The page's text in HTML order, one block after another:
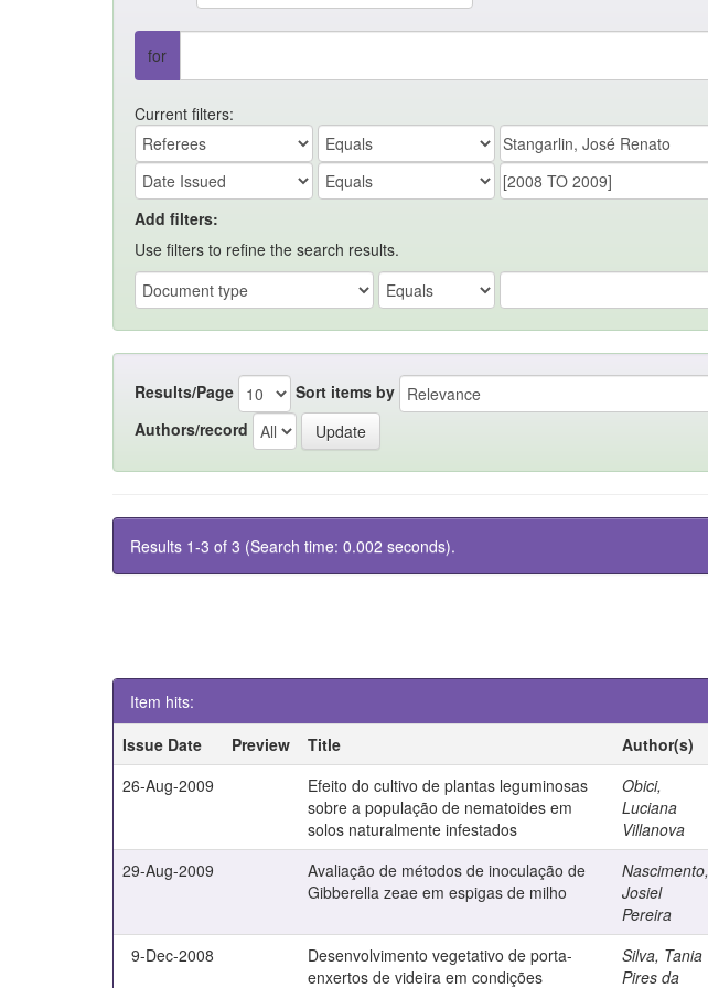
for
Current filters:
Add filters:
Use filters to refine the search results.
Results/Page Sort items by
Authors/record
Results 1-3 of 3 (Search time: 0.002 seconds).
Item hits:
Issue Date
Preview Title Author(s)
26-Aug-2009
Efeito do cultivo de plantas leguminosas
sobre a população de nematoides em
solos naturalmente infestados
Obici,
Luciana
Villanova
29-Aug-2009
Avaliação de métodos de inoculação de
Gibberella zeae em espigas de milho
Nascimento,
Josiel
Pereira
9-Dec-2008
Desenvolvimento vegetativo de porta-
enxertos de videira em condições
Silva, Tania
Pires da